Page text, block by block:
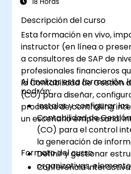
Descripción del curso
Esta formación en vivo,
instructor (en línea o
a consultores de SAP de
profesionales financieros
la Contabilidad de Gestión
(CO) para diseñar,
procesos de controlling
un escenario empresarial
Al finalizar esta formación,
podrán:
Instalar y configurar
Contabilidad de
(CO) para el control
la generación de
Definir y gestionar
organizativas,
Formato del curso
Conferencia